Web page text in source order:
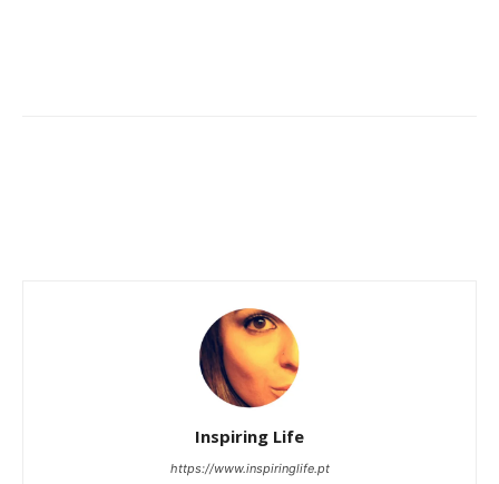
Inspiring Life
https://www.inspiringlife.pt